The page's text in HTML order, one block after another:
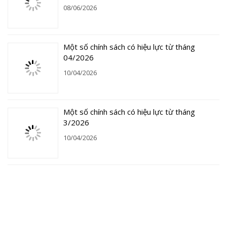
08/06/2026
Một số chính sách có hiệu lực từ tháng
04/2026
10/04/2026
Một số chính sách có hiệu lực từ tháng
3/2026
10/04/2026